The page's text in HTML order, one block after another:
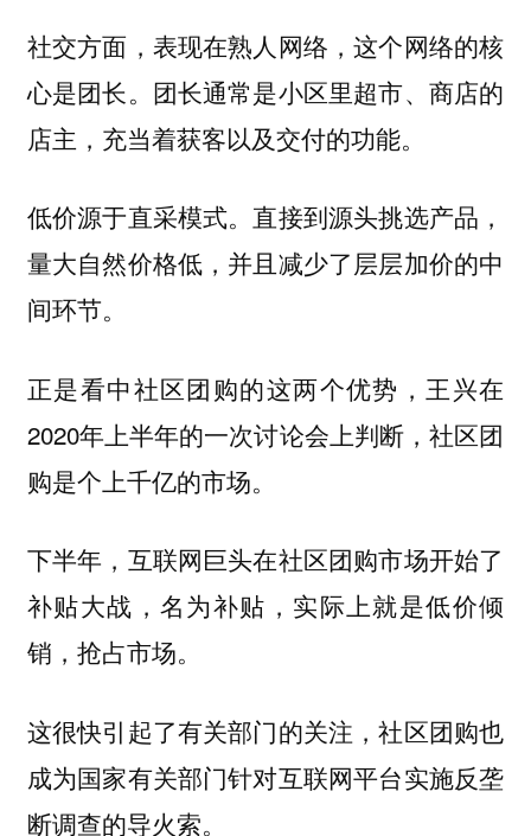
社交方面，表现在熟人网络，这个网络的核
心是团长。团长通常是小区里超市、商店的
店主，充当着获客以及交付的功能。
低价源于直采模式。直接到源头挑选产品，
量大自然价格低，并且减少了层层加价的中
间环节。
正是看中社区团购的这两个优势，王兴在
2020年上半年的一次讨论会上判断，社区团
购是个上千亿的市场。
下半年，互联网巨头在社区团购市场开始了
补贴大战，名为补贴，实际上就是低价倾
销，抢占市场。
这很快引起了有关部门的关注，社区团购也
成为国家有关部门针对互联网平台实施反垄
断调查的导火索。